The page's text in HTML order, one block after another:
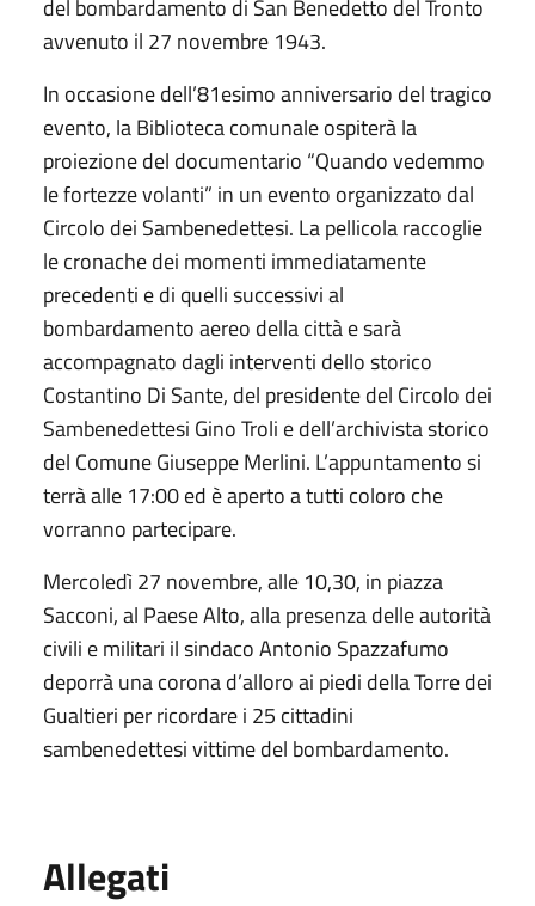
del bombardamento di San Benedetto del Tronto
avvenuto il 27 novembre 1943.
In occasione dell’81esimo anniversario del tragico
evento, la Biblioteca comunale ospiterà la
proiezione del documentario “Quando vedemmo
le fortezze volanti” in un evento organizzato dal
Circolo dei Sambenedettesi. La pellicola raccoglie
le cronache dei momenti immediatamente
precedenti e di quelli successivi al
bombardamento aereo della città e sarà
accompagnato dagli interventi dello storico
Costantino Di Sante, del presidente del Circolo dei
Sambenedettesi Gino Troli e dell’archivista storico
del Comune Giuseppe Merlini. L’appuntamento si
terrà alle 17:00 ed è aperto a tutti coloro che
vorranno partecipare.
Mercoledì 27 novembre, alle 10,30, in piazza
Sacconi, al Paese Alto, alla presenza delle autorità
civili e militari il sindaco Antonio Spazzafumo
deporrà una corona d’alloro ai piedi della Torre dei
Gualtieri per ricordare i 25 cittadini
sambenedettesi vittime del bombardamento.
Allegati